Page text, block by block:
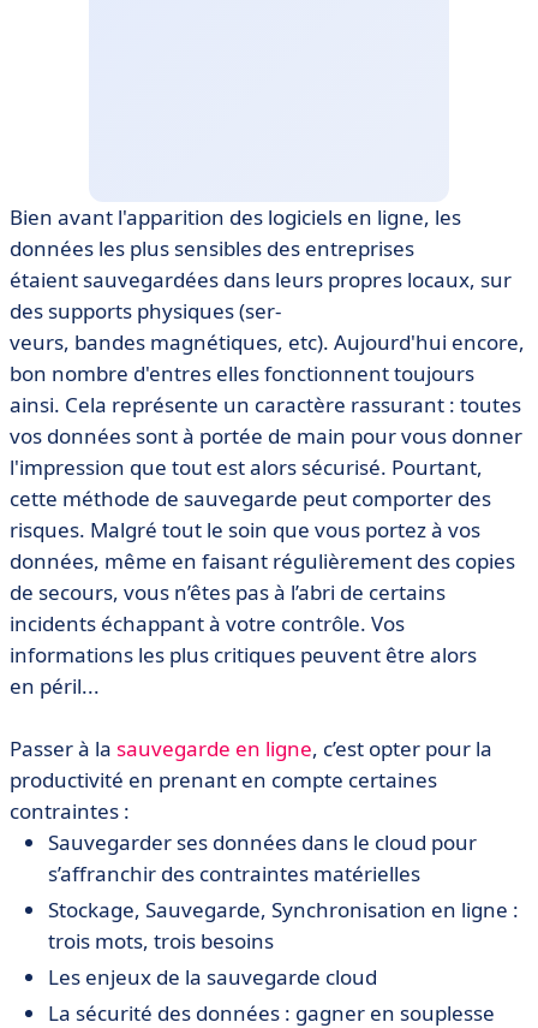
Bien avant l'apparition des logiciels en ligne, les
données les plus sensibles des entreprises
étaient sauvegardées dans leurs propres locaux, sur
des supports physiques (ser­
veurs, bandes magnétiques, etc). Aujourd'hui encore,
bon nombre d'entres elles fonctionnent toujours
ainsi. Cela représente un caractère rassurant : toutes
vos données sont à portée de main pour vous donner
l'impression que tout est alors sécurisé. Pourtant,
cette méthode de sauvegarde peut comporter des
risques. Malgré tout le soin que vous portez à vos
données, même en faisant régulièrement des copies
de secours, vous n’êtes pas à l’abri de certains
incidents échappant à votre contrôle. Vos
informations les plus critiques peuvent être alors
en péril...
Passer à la sauvegarde en ligne, c’est opter pour la
productivité en prenant en compte certaines
contraintes :
Sauvegarder ses données dans le cloud pour
s’affranchir des contraintes matérielles
Stockage, Sauvegarde, Synchronisation en ligne :
trois mots, trois besoins
Les enjeux de la sauvegarde cloud
La sécurité des données : gagner en souplesse